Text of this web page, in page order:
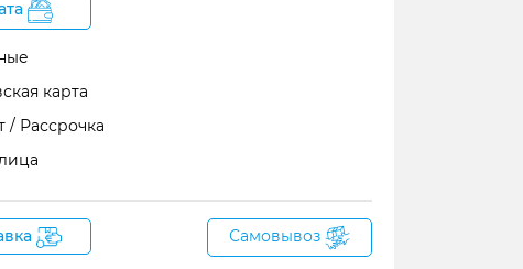
карта
/ Рассрочка
Самовывоз